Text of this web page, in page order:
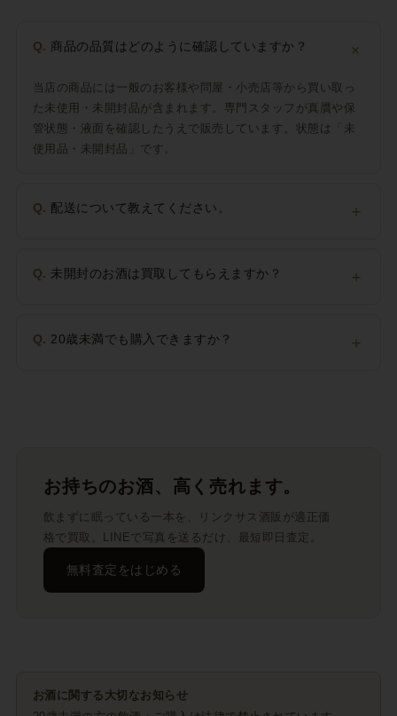
Q. 商品の品質はどのように確認していますか？ ＋
当店の商品には一般のお客様や問屋・小売店等から買い取っ
た未使用・未開封品が含まれます。専門スタッフが真贋や保
管状態・液面を確認したうえで販売しています。状態は「未
使用品・未開封品」です。
Q. 配送について教えてください。 ＋
Q. 未開封のお酒は買取してもらえますか？ ＋
Q. 20歳未満でも購入できますか？ ＋
お持ちのお酒、高く売れます。
飲まずに眠っている一本を、リンクサス酒販が適正価
格で買取。LINEで写真を送るだけ、最短即日査定。
無料査定をはじめる
お酒に関する大切なお知らせ